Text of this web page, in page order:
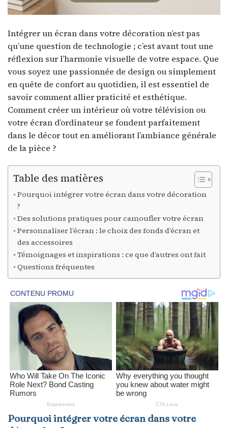
Intégrer un écran dans votre décoration n’est pas
qu’une question de technologie ; c’est avant tout une
réflexion sur l’harmonie visuelle de votre espace. Que
vous soyez une passionnée de design ou simplement
en quête de confort au quotidien, il est essentiel de
savoir comment allier praticité et esthétique.
Comment créer un intérieur où votre télévision ou
votre écran d’ordinateur se fondent parfaitement
dans le décor tout en améliorant l’ambiance générale
de la pièce ?
Table des matières
Pourquoi intégrer votre écran dans votre décoration
?
Des solutions pratiques pour camoufler votre écran
Personnaliser l’écran : le choix des fonds d’écran et
des accessoires
Témoignages et inspirations : ce que d’autres ont fait
Questions fréquentes
Pourquoi intégrer votre écran dans votre